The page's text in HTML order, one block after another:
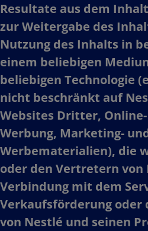
Resultate aus dem
zur Weitergabe des
Nutzung des Inhalts in
einem beliebigen
beliebigen Technologie
nicht beschränkt auf
Websites Dritter,
Werbung, Marketing-
Werbematerialien), die
oder den Vertretern von
Verbindung mit dem
Verkaufsförderung oder
von Nestlé und seinen